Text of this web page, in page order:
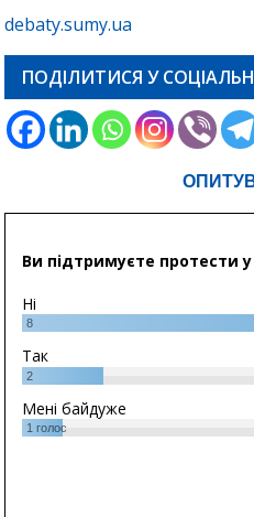
debaty.sumy.ua
ПОДІЛИТИСЯ У
Ви підтримуєте протести у
Ні
8
Так
2
Мені байдуже
1 голос